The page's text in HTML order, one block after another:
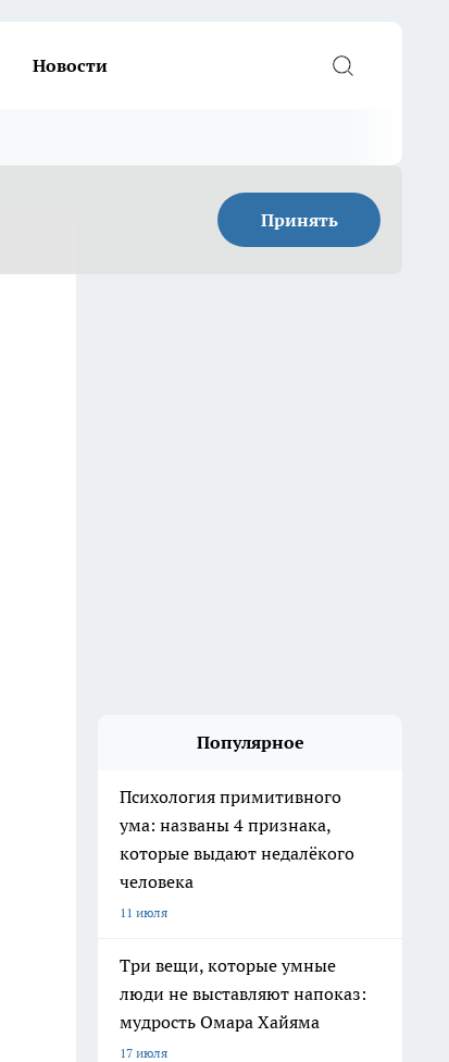
Новости
Принять
Популярное
Психология примитивного
ума: названы 4 признака,
которые выдают недалёкого
человека
11 июля
Три вещи, которые умные
люди не выставляют напоказ:
мудрость Омара Хайяма
17 июля